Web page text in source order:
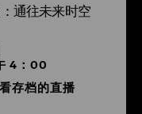
弗雷达电影院策划
展以及2025年展
开展展览公共项
策展。她入选了
并参与了 2023 年
在进行的野生草研
通往未来时空
4：00
存档的直播